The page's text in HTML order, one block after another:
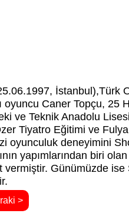
İstanbul),Türk
oyuncu Caner Topçu,
ve Teknik Anadolu
Tiyatro Eğitimi ve
oyunculuk deneyimini
yapımlarından biri
vermiştir. Günümüzde
>